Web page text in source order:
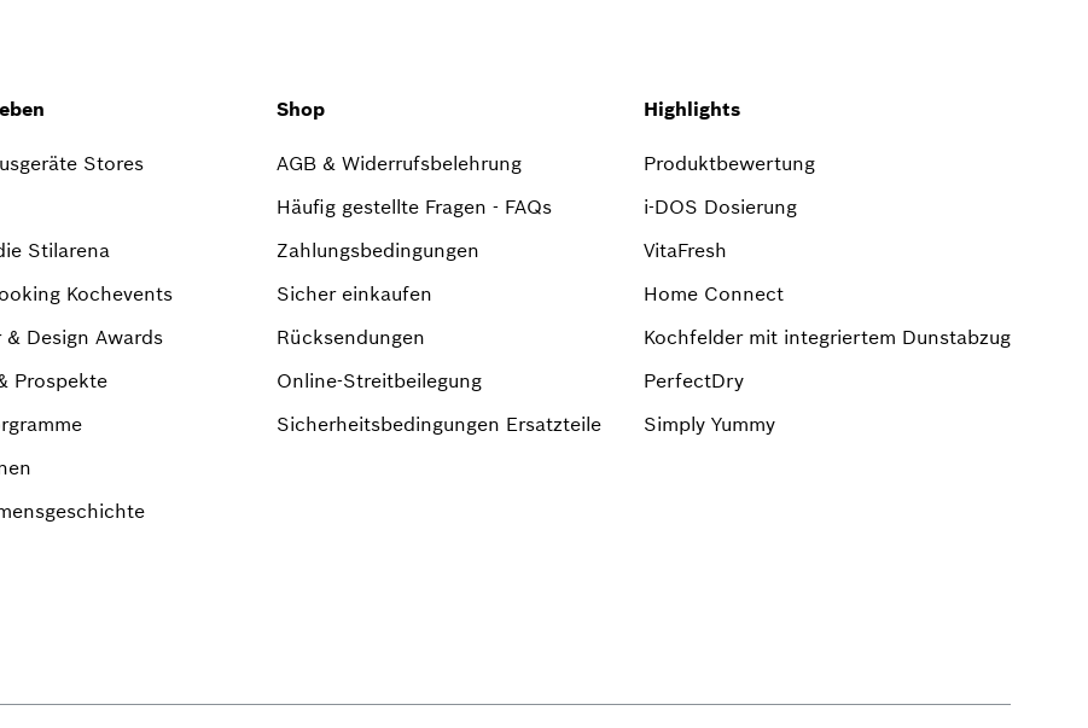
Stores
Stilarena
Kochevents
& Design Awards
Prospekte
Shop
AGB & Widerrufsbelehrung
Häufig gestellte Fragen - FAQs
Zahlungsbedingungen
Sicher einkaufen
Rücksendungen
Online-Streitbeilegung
Sicherheitsbedingungen Ersatzteile
Highlights
Produktbewertung
i-DOS Dosierung
VitaFresh
Home Connect
Kochfelder mit integriertem Dunstabzug
PerfectDry
Simply Yummy